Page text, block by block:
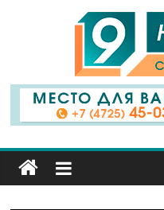
9
Канал
Старый